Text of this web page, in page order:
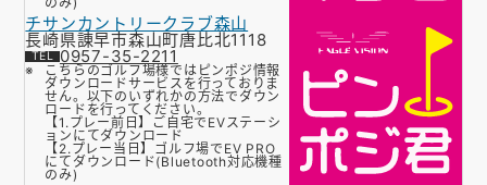
チサンカントリークラブ森山
長崎県諌早市森山町唐比北1118
0957-35-2211
こちらのゴルフ場様ではピンポジ情報
ダウンロードサービスを行っておりま
せん。以下のいずれかの方法でダウン
ロードを行ってください。
【1.プレー前日】ご自宅でEVステーシ
ョンにてダウンロード
【2.プレー当日】ゴルフ場でEV PRO
にてダウンロード(Bluetooth対応機種
のみ)